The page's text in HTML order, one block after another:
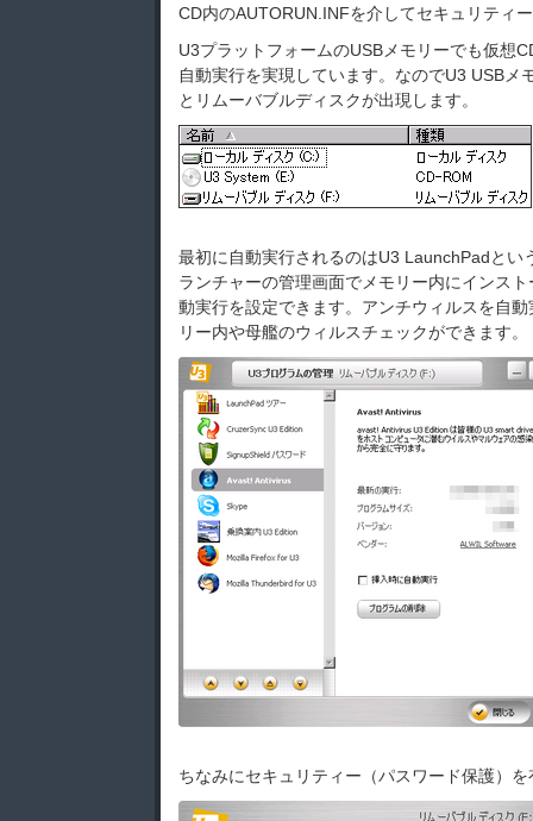
CD内のAUTORUN.INFを介してセキュリティ
U3プラットフォームのUSBメモリーでも仮想
自動実行を実現しています。なのでU3 USBメ
とリムーバブルディスクが出現します。
最初に自動実行されるのはU3 LaunchPadとい
ランチャーの管理画面でメモリー内にインス
動実行を設定できます。アンチウィルスを自
リー内や母艦のウィルスチェックができます。
ちなみにセキュリティー（パスワード保護）